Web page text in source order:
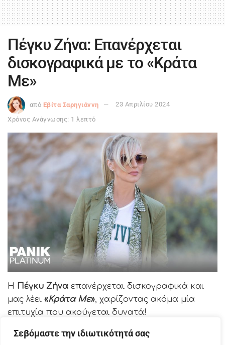
Σεβόμαστε την ιδιωτικότητά σας
Πέγκυ Ζήνα: Επανέρχεται
δισκογραφικά με το «Κράτα
Με»
από Εβίτα Σαρηγιάννη
23 Απριλίου 2024
Χρόνος Ανάγνωσης: 1 λεπτό
Η Πέγκυ Ζήνα επανέρχεται δισκογραφικά και
μας λέει «Κράτα Με», χαρίζοντας ακόμα μία
επιτυχία που ακούγεται δυνατά!
Το «Κράτα Με» είναι ένα ρυθμικό ερωτικό